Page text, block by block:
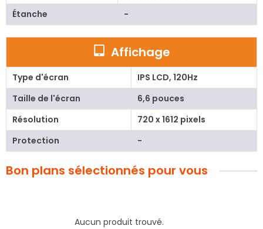
Étanche
-
Affichage
Type d'écran
IPS LCD, 120Hz
Taille de l'écran
6,6 pouces
Résolution
720 x 1612 pixels
Protection
-
Bon plans sélectionnés pour vous
Aucun produit trouvé.